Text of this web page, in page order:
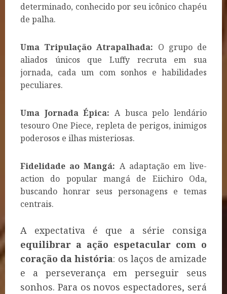
determinado, conhecido por seu icônico chapéu
de palha.
Uma Tripulação Atrapalhada: O grupo de
aliados únicos que Luffy recruta em sua
jornada, cada um com sonhos e habilidades
peculiares.
Uma Jornada Épica: A busca pelo lendário
tesouro One Piece, repleta de perigos, inimigos
poderosos e ilhas misteriosas.
Fidelidade ao Mangá: A adaptação em live-
action do popular mangá de Eiichiro Oda,
buscando honrar seus personagens e temas
centrais.
A expectativa é que a série consiga
equilibrar a ação espetacular com o
coração da história: os laços de amizade
e a perseverança em perseguir seus
sonhos. Para os novos espectadores, será